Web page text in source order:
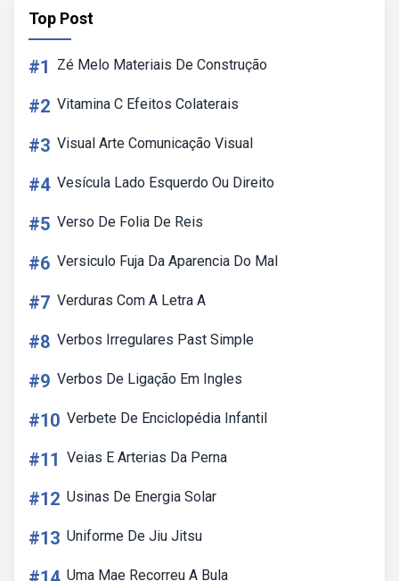
Top Post
#1 Zé Melo Materiais De Construção
#2 Vitamina C Efeitos Colaterais
#3 Visual Arte Comunicação Visual
#4 Vesícula Lado Esquerdo Ou Direito
#5 Verso De Folia De Reis
#6 Versiculo Fuja Da Aparencia Do Mal
#7 Verduras Com A Letra A
#8 Verbos Irregulares Past Simple
#9 Verbos De Ligação Em Ingles
#10 Verbete De Enciclopédia Infantil
#11 Veias E Arterias Da Perna
#12 Usinas De Energia Solar
#13 Uniforme De Jiu Jitsu
Uma Mae Recorreu A Bula